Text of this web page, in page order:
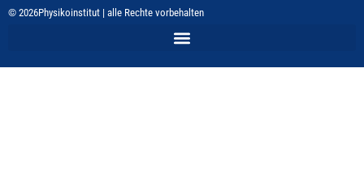
© 2026Physikoinstitut | alle Rechte vorbehalten